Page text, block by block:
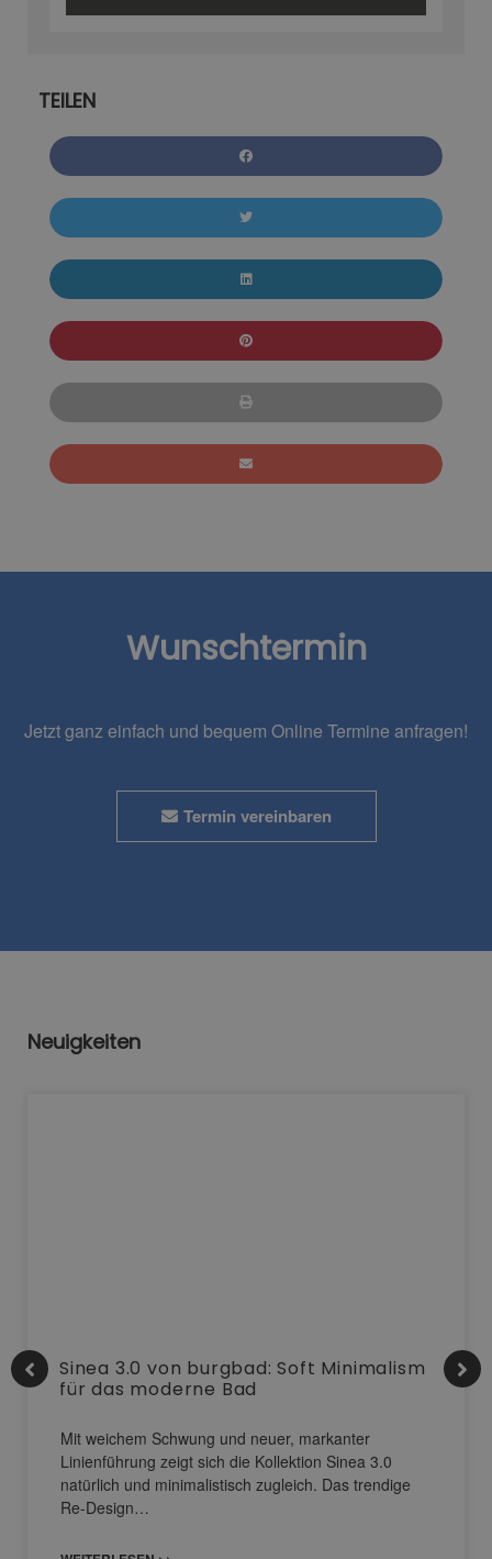
TEILEN
Wunschtermin
Jetzt ganz einfach und bequem Online Termine anfragen!
Termin vereinbaren
Neuigkeiten
Sinea 3.0 von burgbad: Soft Minimalism
für das moderne Bad
Mit weichem Schwung und neuer, markanter
Linienführung zeigt sich die Kollektion Sinea 3.0
natürlich und minimalistisch zugleich. Das trendige
Re-Design…